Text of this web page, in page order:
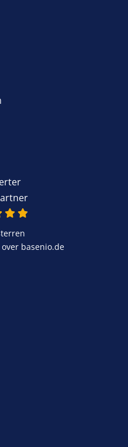
basenio.de